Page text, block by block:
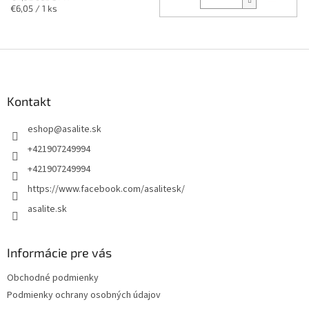
Jednotková
€6,05 / 1 ks
Kontakt
eshop@asalite.sk
+421907249994
+421907249994
https://www.facebook.com/asalitesk/
asalite.sk
Informácie pre vás
Obchodné podmienky
Podmienky ochrany osobných údajov